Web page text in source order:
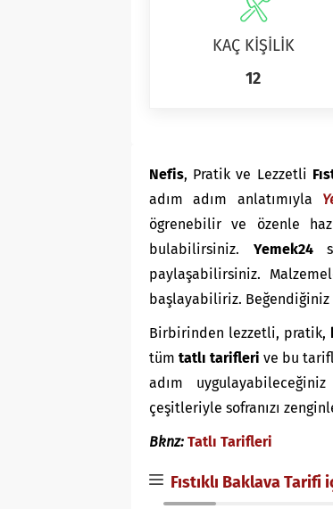
KAÇ KİŞİLİK
12
Nefis, Pratik ve Lezzetli
adım adım anlatımıyla
ögrenebilir ve özenle
bulabilirsiniz. Yemek24
paylaşabilirsiniz.
başlayabiliriz.
Birbirinden lezzetli, pratik,
tüm tatlı tarifleri ve bu
adım
çeşitleriyle sofranızı
Bknz: Tatlı Tarifleri
Fıstıklı Baklava Tarifi